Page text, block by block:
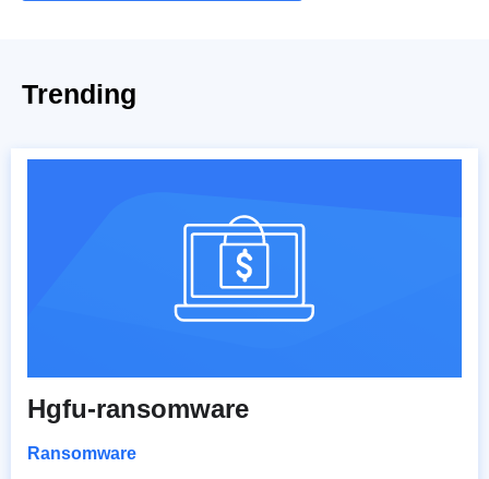
Trending
Hgfu-ransomware
Ransomware